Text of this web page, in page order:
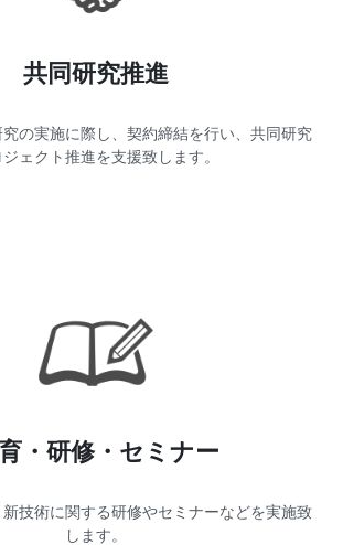
共同研究推進
の実施に際し、契約締結を行い、共同研究
ジェクト推進を支援致します。
・研修・セミナー
技術に関する研修やセミナーなどを実施致
します。